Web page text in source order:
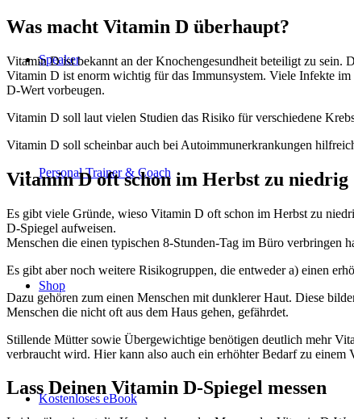
Speaker
Personal Trainer & Coach
Shop
Kostenloses eBook
Was macht Vitamin D überhaupt?
Vitamin D ist bekannt an der Knochengesundheit beteiligt zu sein.
Vitamin D ist enorm wichtig für das Immunsystem. Viele Infekte
D-Wert vorbeugen.
Vitamin D soll laut vielen Studien das Risiko für verschiedene
Vitamin D soll scheinbar auch bei Autoimmunerkrankungen
Vitamin D oft schon im Herbst zu niedrig
Es gibt viele Gründe, wieso Vitamin D oft schon im Herbst zu
D-Spiegel aufweisen.
Menschen die einen typischen 8-Stunden-Tag im Büro verbringen
Es gibt aber noch weitere Risikogruppen, die entweder a) einen
Dazu gehören zum einen Menschen mit dunklerer Haut. Diese
Menschen die nicht oft aus dem Haus gehen, gefährdet.
Stillende Mütter sowie Übergewichtige benötigen deutlich mehr
verbraucht wird. Hier kann also auch ein erhöhter Bedarf zu einem
Lass Deinen Vitamin D-Spiegel messen